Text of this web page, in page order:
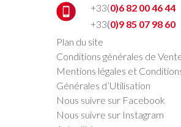
+33(0)6 82 00 46 44
+33(0)9 85 07 98 60
Plan du site
Conditions générales de
Mentions légales et
Générales d’Utilisation
Nous suivre sur Facebook
Nous suivre sur Instagram